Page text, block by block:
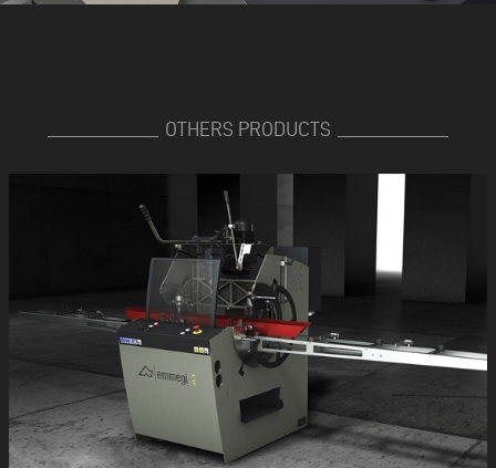
OTHERS PRODUCTS